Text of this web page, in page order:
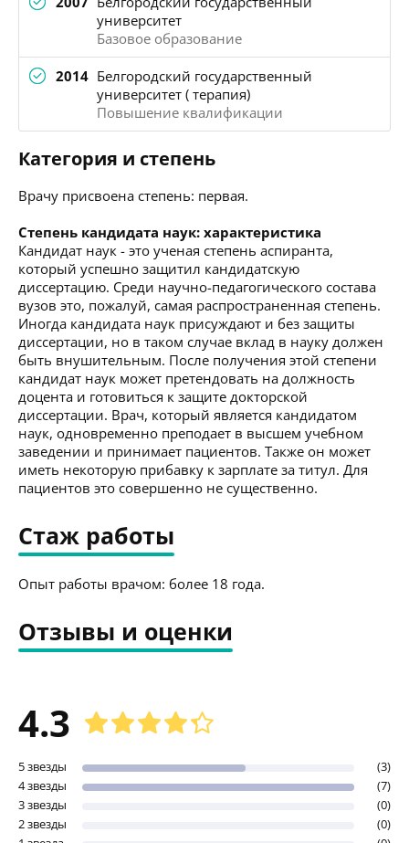
университет
Базовое образование
2014 Белгородский государственный
университет ( терапия)
Повышение квалификации
Категория и степень
Врачу присвоена степень: первая.
Степень кандидата наук: характеристика
Кандидат наук - это ученая степень аспиранта,
который успешно защитил кандидатскую
диссертацию. Среди научно-педагогического состава
вузов это, пожалуй, самая распространенная степень.
Иногда кандидата наук присуждают и без защиты
диссертации, но в таком случае вклад в науку должен
быть внушительным. После получения этой степени
кандидат наук может претендовать на должность
доцента и готовиться к защите докторской
диссертации. Врач, который является кандидатом
наук, одновременно преподает в высшем учебном
заведении и принимает пациентов. Также он может
иметь некоторую прибавку к зарплате за титул. Для
пациентов это совершенно не существенно.
Стаж работы
Опыт работы врачом: более 18 года.
Отзывы и оценки
4.3
5 звезды
(3)
4 звезды
(7)
3 звезды
(0)
2 звезды
(0)